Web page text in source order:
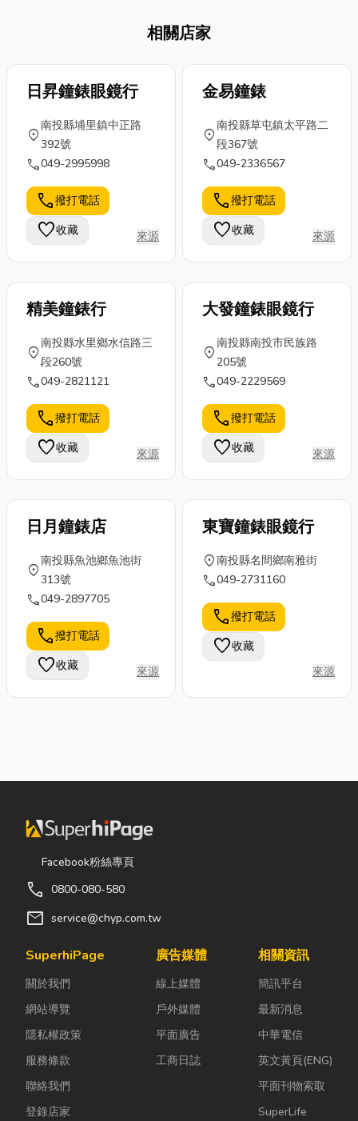
相關店家
日昇鐘錶眼鏡行
location_on
南投縣埔里鎮中正路
392號
call049-2995998
call撥打電話
favorite收藏 來源
金易鐘錶
location_on
南投縣草屯鎮太平路二
段367號
call049-2336567
call撥打電話
favorite收藏 來源
精美鐘錶行
location_on
南投縣水里鄉水信路三
段260號
call049-2821121
call撥打電話
favorite收藏 來源
大發鐘錶眼鏡行
location_on
南投縣南投市民族路
205號
call049-2229569
call撥打電話
favorite收藏 來源
日月鐘錶店
location_on
南投縣魚池鄉魚池街
313號
call049-2897705
call撥打電話
favorite收藏 來源
東寶鐘錶眼鏡行
location_on南投縣名間鄉南雅街
call049-2731160
call撥打電話
favorite收藏
來源
Facebook粉絲專頁
call 0800-080-580
mail service@chyp.com.tw
SuperhiPage
關於我們
網站導覽
隱私權政策
服務條款
聯絡我們
登錄店家
廣告媒體
線上媒體
戶外媒體
平面廣告
工商日誌
相關資訊
簡訊平台
最新消息
中華電信
英文黃頁(ENG)
平面刊物索取
SuperLife